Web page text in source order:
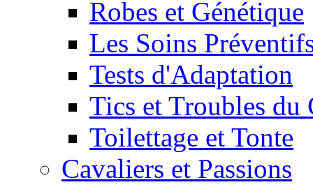
Robes et Génétique
Les Soins
Tests d'Adaptation
Tics et Troubles du
Toilettage et Tonte
Cavaliers et Passions